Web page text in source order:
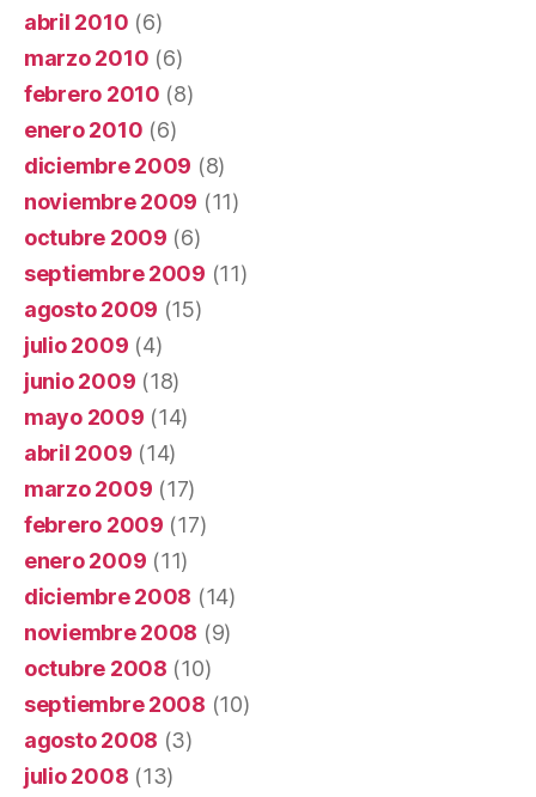
abril 2010 (6)
marzo 2010 (6)
febrero 2010 (8)
enero 2010 (6)
diciembre 2009 (8)
noviembre 2009 (11)
octubre 2009 (6)
septiembre 2009 (11)
agosto 2009 (15)
julio 2009 (4)
junio 2009 (18)
mayo 2009 (14)
abril 2009 (14)
marzo 2009 (17)
febrero 2009 (17)
enero 2009 (11)
diciembre 2008 (14)
noviembre 2008 (9)
octubre 2008 (10)
septiembre 2008 (10)
agosto 2008 (3)
julio 2008 (13)